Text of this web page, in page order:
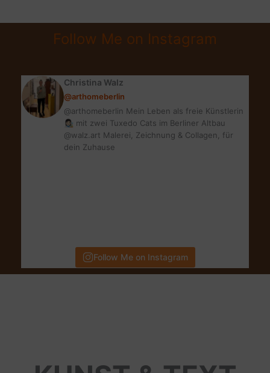
ÖL
Follow Me on Instagram
Christina Walz
@arthomeberlin
@arthomeberlin Mein Leben als freie Künstlerin
👩🏻‍🎨 mit zwei Tuxedo Cats im Berliner Altbau
@walz.art Malerei, Zeichnung & Collagen, für
dein Zuhause
Follow Me on Instagram